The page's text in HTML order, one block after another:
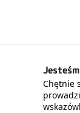
Chętnie